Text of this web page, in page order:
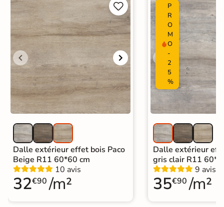


Dalle extérieur effet bois Paco
Beige R11 60*60 cm
10 avis
32€90 /m²
P
R
O
M
O
-
2
5
%
Dalle extérieur
gris clair R11
9 avis
35€90 /m²